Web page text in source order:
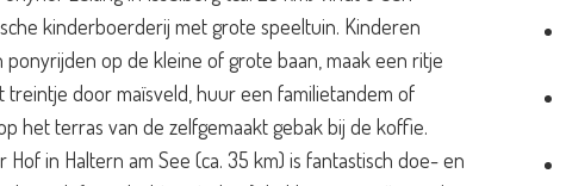
kinderboerderij met grote speeltuin. Kinderen
ponyrijden op de kleine of grote baan, maak een ritje
treintje door maïsveld, huur een familietandem of
het terras van de zelfgemaakt gebak bij de koffie.
Hof in Haltern am See (ca. 35 km) is fantastisch doe- en